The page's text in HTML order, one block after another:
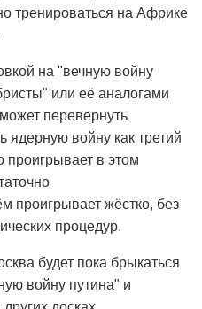
тренироваться на Африке
на "вечную войну
или её аналогами
перевернуть
ядерную войну как третий
проигрывает в этом
проигрывает жёстко, без
процедур.
будет пока брыкаться
войну путина" и